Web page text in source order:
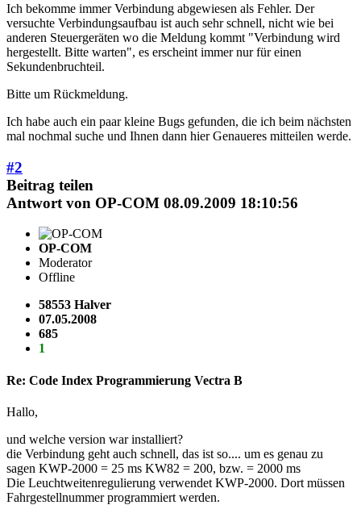
Ich bekomme immer Verbindung abgewiesen als Fehler. Der
versuchte Verbindungsaufbau ist auch sehr schnell, nicht wie bei
anderen Steuergeräten wo die Meldung kommt "Verbindung wird
hergestellt. Bitte warten", es erscheint immer nur für einen
Sekundenbruchteil.
Bitte um Rückmeldung.
Ich habe auch ein paar kleine Bugs gefunden, die ich beim nächsten
mal nochmal suche und Ihnen dann hier Genaueres mitteilen werde.
#2
Beitrag teilen
Antwort von OP-COM 08.09.2009 18:10:56
OP-COM
Moderator
Offline
58553 Halver
07.05.2008
685
1
Re: Code Index Programmierung Vectra B
Hallo,
und welche version war installiert?
die Verbindung geht auch schnell, das ist so.... um es genau zu
sagen KWP-2000 = 25 ms KW82 = 200, bzw. = 2000 ms
Die Leuchtweitenregulierung verwendet KWP-2000. Dort müssen
Fahrgestellnummer programmiert werden.